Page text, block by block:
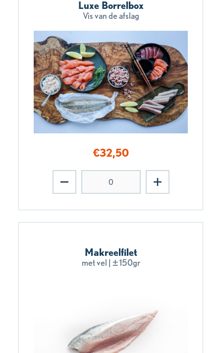
Luxe Borrelbox
Vis van de afslag
€32,50
Makreelfilet
met vel | ±150gr